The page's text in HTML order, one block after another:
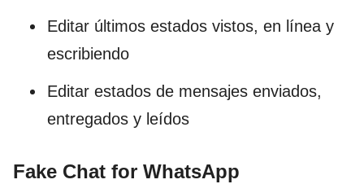
Editar últimos estados vistos, en línea y
escribiendo
Editar estados de mensajes enviados,
entregados y leídos
Fake Chat for WhatsApp